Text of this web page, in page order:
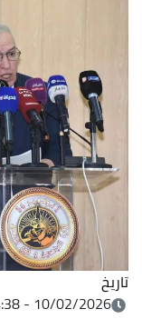
تاريخ
10/02/2026 - 14:38